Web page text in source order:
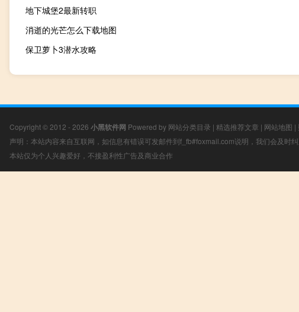
地下城堡2最新转职
消逝的光芒怎么下载地图
保卫萝卜3潜水攻略
Copyright © 2012 - 2026 小黑软件网 Powered by 网站分类目录 | 精选推荐文章 | 网站地图 |
声明：本站内容来自互联网，如信息有错误可发邮件到f_fb#foxmail.com说明，我们会及时
本站仅为个人兴趣爱好，不接盈利性广告及商业合作